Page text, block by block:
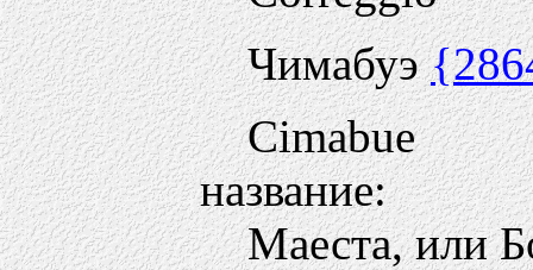
Чимабуэ
Cimabue
название:
Маеста, или